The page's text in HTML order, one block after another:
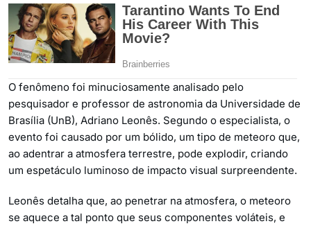
O fenômeno foi minuciosamente analisado pelo
pesquisador e professor de astronomia da Universidade de
Brasília (UnB), Adriano Leonês. Segundo o especialista, o
evento foi causado por um bólido, um tipo de meteoro que,
ao adentrar a atmosfera terrestre, pode explodir, criando
um espetáculo luminoso de impacto visual surpreendente.
Leonês detalha que, ao penetrar na atmosfera, o meteoro
se aquece a tal ponto que seus componentes voláteis, e